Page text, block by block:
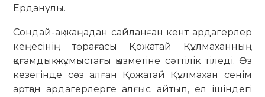
Ерданұлы.
Сондай-ақ жаңадан сайланған кент ардагерлер
кеңесінің төрағасы Қожатай Құлмаханның
қоғамдық жұмыстағы қызметіне сәттілік тіледі. Өз
кезегінде сөз алған Қожатай Құлмахан сенім
артқан ардагерлерге алғыс айтып, ел ішіндегі